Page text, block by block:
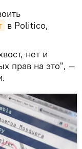
в Politico,
нет и
прав на это", —